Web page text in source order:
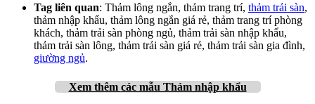
Tag liên quan: Thảm lông ngắn, thảm trang trí, thảm trải sàn,
thảm nhập khẩu, thảm lông ngắn giá rẻ, thảm trang trí phòng
khách, thảm trải sàn phòng ngủ, thảm trải sàn nhập khẩu,
thảm trải sàn lông, thảm trải sàn giá rẻ, thảm trải sàn gia đình,
giường ngủ.
Xem thêm các mẫu Thảm nhập khẩu